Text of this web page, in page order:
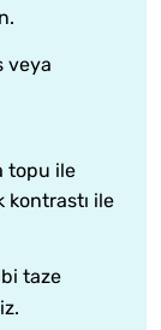
veya
topu ile
kontrastı ile
taze